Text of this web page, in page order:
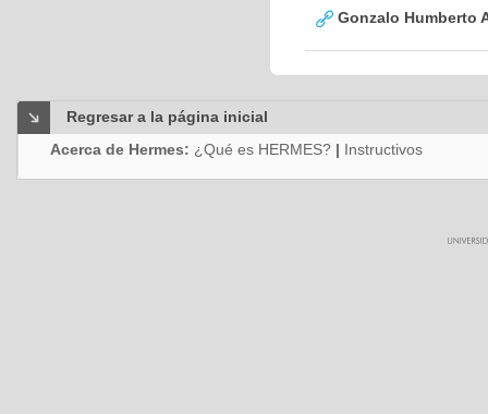
Gonzalo Humberto
Regresar a la página inicial
Acerca de Hermes: ¿Qué es HERMES? | Instructivos